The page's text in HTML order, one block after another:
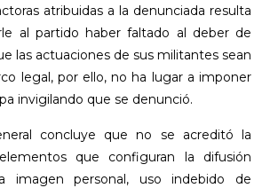
atribuidas a la denunciada resulta
al partido haber faltado al deber de
las actuaciones de sus militantes sean
legal, por ello, no ha lugar a imponer
invigilando que se denunció.
concluye que no se acreditó la
que configuran la difusión
imagen personal, uso indebido de